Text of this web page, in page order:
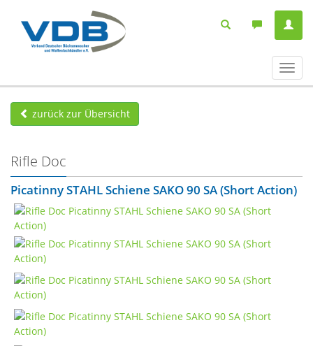
ein-/
zurück zur Übersicht
Rifle Doc
Picatinny STAHL Schiene SAKO 90 SA (Short Action)